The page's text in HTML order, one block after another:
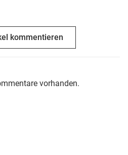
kommentieren
vorhanden.